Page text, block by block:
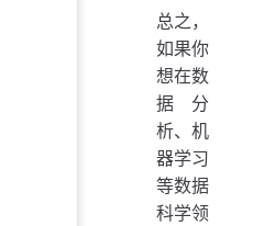
总之，
如果你
想在数
据分
析、机
器学习
等数据
科学领